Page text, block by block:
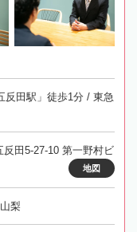
反田駅」徒歩1分 / 東急
田5-27-10 第一野村ビ
地図
梨